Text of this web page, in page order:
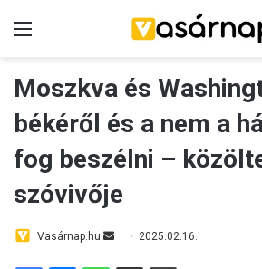
Moszkva és
békéről és a nem a
fog beszélni –
szóvivője
Vasárnap.hu 2025.02.16.